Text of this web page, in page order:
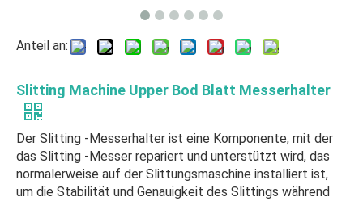
Anteil an:
Slitting Machine Upper Bod Blatt Messerhalter
Der Slitting -Messerhalter ist eine Komponente, mit der
das Slitting -Messer repariert und unterstützt wird, das
normalerweise auf der Slittungsmaschine installiert ist,
um die Stabilität und Genauigkeit des Slittings während